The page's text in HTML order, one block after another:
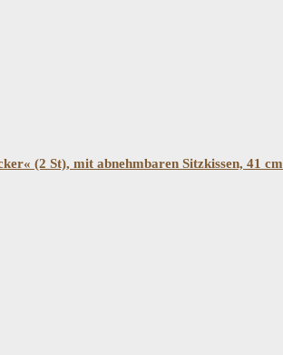
(2 St), mit abnehmbaren Sitzkissen, 41